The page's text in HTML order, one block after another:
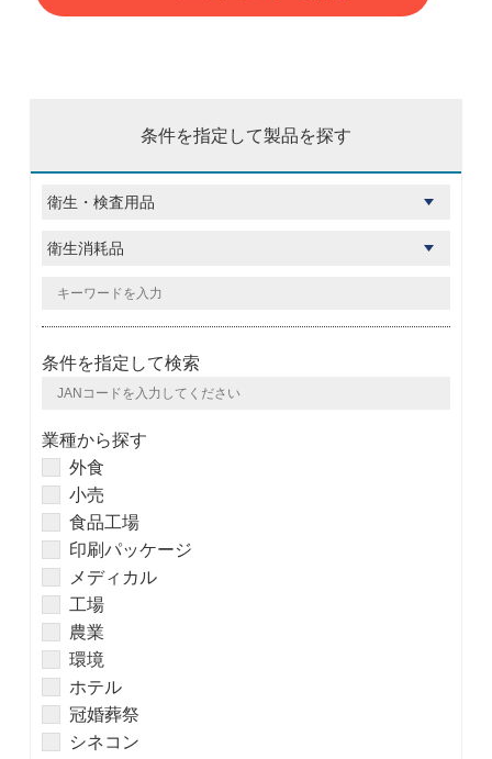
条件を指定して製品を探す
条件を指定して検索
業種から探す
外食
小売
食品工場
印刷パッケージ
メディカル
工場
農業
環境
ホテル
冠婚葬祭
シネコン